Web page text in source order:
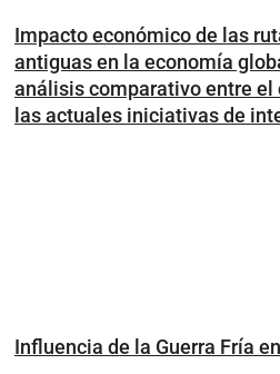
Impacto económico de las
antiguas en la economía
análisis comparativo entre
las actuales iniciativas de
Influencia de la Guerra Fría